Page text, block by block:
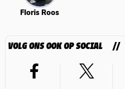
Floris Roos
VOLG ONS OOK OP SOCIAL